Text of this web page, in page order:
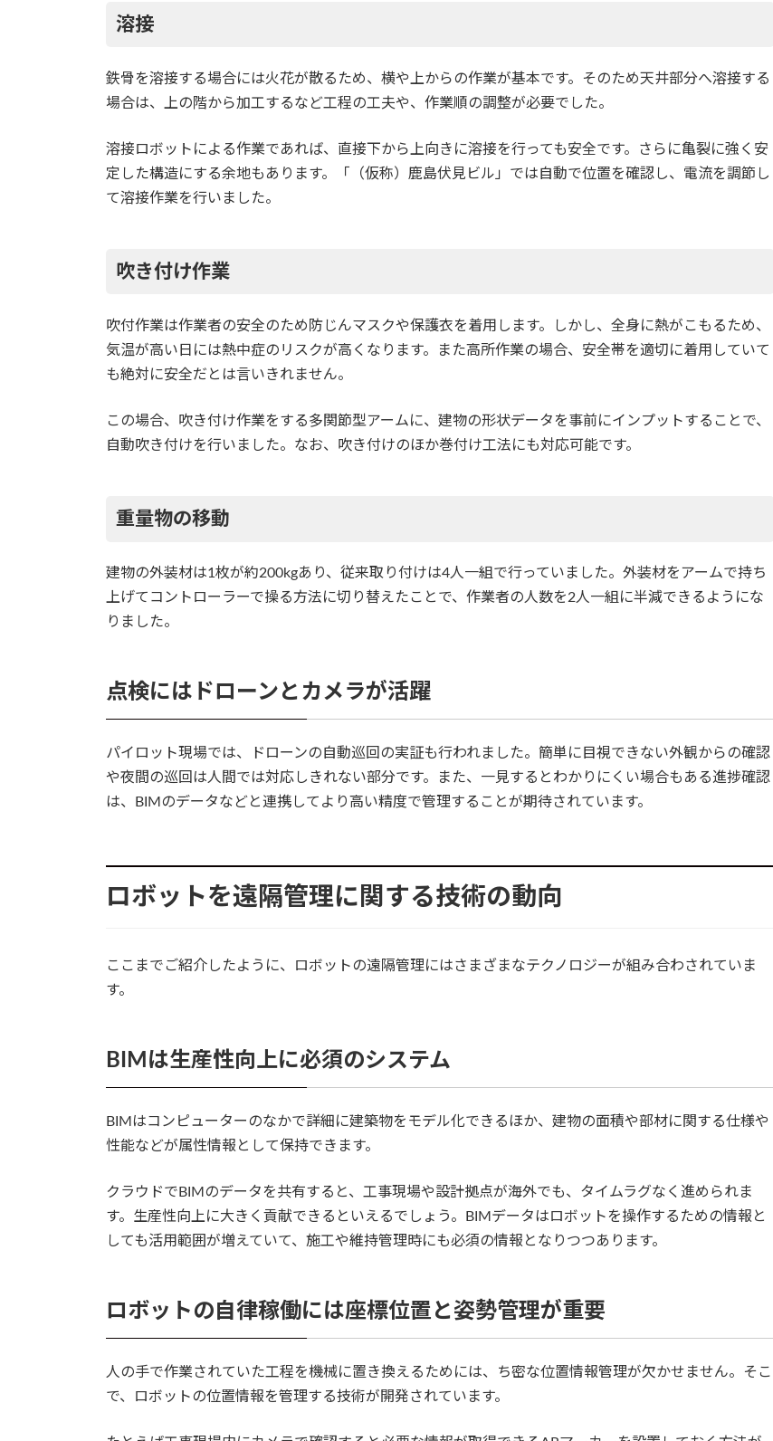
溶接
鉄骨を溶接する場合には火花が散るため、横や上からの作業が基本です。そのため天井部分へ溶接する
場合は、上の階から加工するなど工程の工夫や、作業順の調整が必要でした。
溶接ロボットによる作業であれば、直接下から上向きに溶接を行っても安全です。さらに亀裂に強く安
定した構造にする余地もあります。「（仮称）鹿島伏見ビル」では自動で位置を確認し、電流を調節し
て溶接作業を行いました。
吹き付け作業
吹付作業は作業者の安全のため防じんマスクや保護衣を着用します。しかし、全身に熱がこもるため、
気温が高い日には熱中症のリスクが高くなります。また高所作業の場合、安全帯を適切に着用していて
も絶対に安全だとは言いきれません。
この場合、吹き付け作業をする多関節型アームに、建物の形状データを事前にインプットすることで、
自動吹き付けを行いました。なお、吹き付けのほか巻付け工法にも対応可能です。
重量物の移動
建物の外装材は1枚が約200kgあり、従来取り付けは4人一組で行っていました。外装材をアームで持ち
上げてコントローラーで操る方法に切り替えたことで、作業者の人数を2人一組に半減できるようにな
りました。
点検にはドローンとカメラが活躍
パイロット現場では、ドローンの自動巡回の実証も行われました。簡単に目視できない外観からの確認
や夜間の巡回は人間では対応しきれない部分です。また、一見するとわかりにくい場合もある進捗確認
は、BIMのデータなどと連携してより高い精度で管理することが期待されています。
ロボットを遠隔管理に関する技術の動向
ここまでご紹介したように、ロボットの遠隔管理にはさまざまなテクノロジーが組み合わされていま
す。
BIMは生産性向上に必須のシステム
BIMはコンピューターのなかで詳細に建築物をモデル化できるほか、建物の面積や部材に関する仕様や
性能などが属性情報として保持できます。
クラウドでBIMのデータを共有すると、工事現場や設計拠点が海外でも、タイムラグなく進められま
す。生産性向上に大きく貢献できるといえるでしょう。BIMデータはロボットを操作するための情報と
しても活用範囲が増えていて、施工や維持管理時にも必須の情報となりつつあります。
ロボットの自律稼働には座標位置と姿勢管理が重要
人の手で作業されていた工程を機械に置き換えるためには、ち密な位置情報管理が欠かせません。そこ
で、ロボットの位置情報を管理する技術が開発されています。